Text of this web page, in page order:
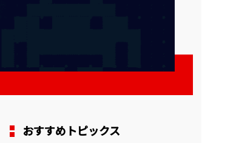
おすすめトピックス